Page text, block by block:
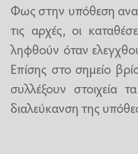
Φως στην υπόθεση
τις αρχές, οι
ληφθούν όταν
Επίσης στο σημείο
συλλέξουν στοιχεία
διαλεύκανση της